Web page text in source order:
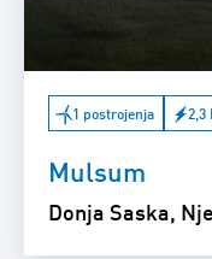
1 postrojenja 2,3
Mulsum
Donja Saska,